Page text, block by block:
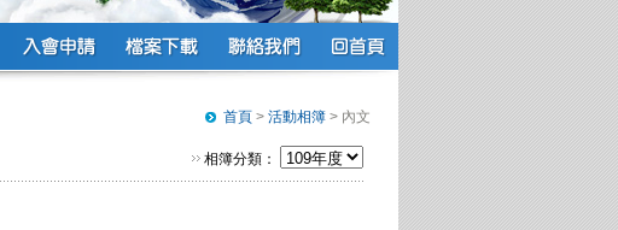
首頁 > 活動相簿 > 內文
相簿分類：